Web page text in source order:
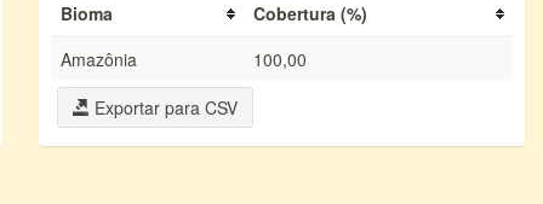
Bioma
Cobertura (%)
Amazônia
100,00
Exportar para CSV